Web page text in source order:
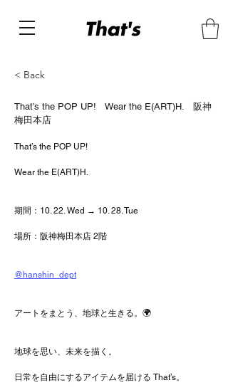
< Back
That’s the POP UP! Wear the E(ART)H. 阪神
梅田本店
That’s the POP UP!
Wear the E(ART)H.
期間：10. 22. Wed → 10. 28. Tue
場所：阪神梅田本店 2階
@hanshin_dept
アートをまとう、地球と生きる。🌍
地球を思い、未来を描く。
日常を自由にするアイテムを届ける That’s。